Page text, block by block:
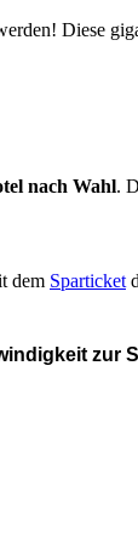
Diese
nach Wahl.
dem Sparticket
zur